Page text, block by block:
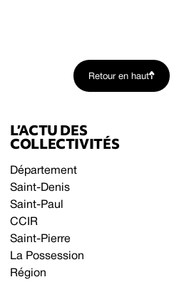
Retour en haut
L’ACTU DES
COLLECTIVITÉS
Département
Saint-Denis
Saint-Paul
CCIR
Saint-Pierre
La Possession
Région